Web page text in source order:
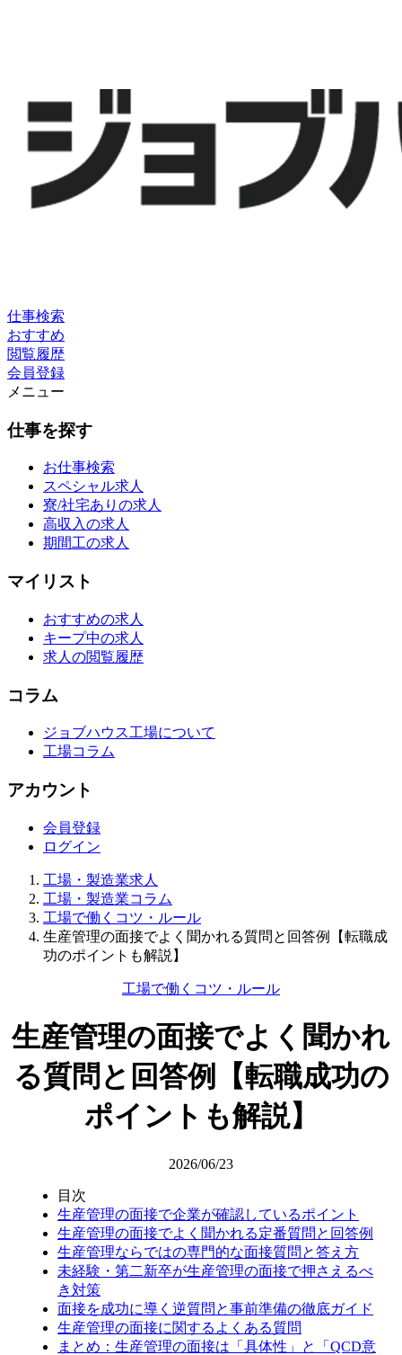
仕事検索
おすすめ
閲覧履歴
会員登録
メニュー
仕事を探す
お仕事検索
スペシャル求人
寮/社宅ありの求人
高収入の求人
期間工の求人
マイリスト
おすすめの求人
キープ中の求人
求人の閲覧履歴
コラム
ジョブハウス工場について
工場コラム
アカウント
会員登録
ログイン
工場・製造業求人
工場・製造業コラム
工場で働くコツ・ルール
生産管理の面接でよく聞かれる質問と回答例【転職成
功のポイントも解説】
工場で働くコツ・ルール
生産管理の面接でよく聞かれ
る質問と回答例【転職成功の
ポイントも解説】
2026/06/23
目次
生産管理の面接で企業が確認しているポイント
生産管理の面接でよく聞かれる定番質問と回答例
生産管理ならではの専門的な面接質問と答え方
未経験・第二新卒が生産管理の面接で押さえるべ
き対策
面接を成功に導く逆質問と事前準備の徹底ガイド
生産管理の面接に関するよくある質問
まとめ：生産管理の面接は「具体性」と「QCD意